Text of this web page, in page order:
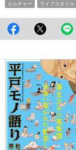
カルチャー ライフスタイル